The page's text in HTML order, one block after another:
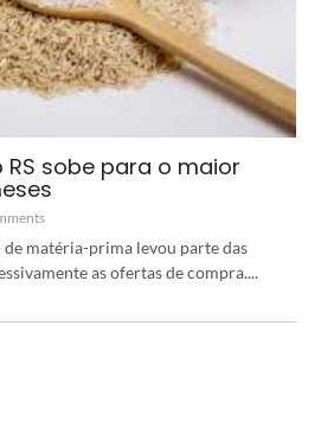
sobe para o maior
de matéria-prima levou parte das
as ofertas de compra....